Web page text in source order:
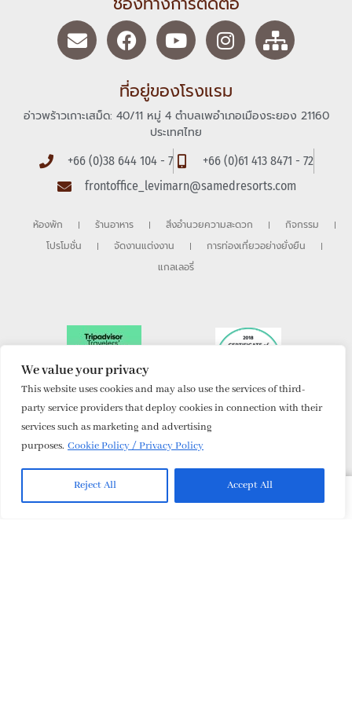
We value your privacy
This website uses cookies and may also use the services of third-
party service providers that deploy cookies in connection with their
services such as marketing and advertising
purposes. Cookie Policy / Privacy Policy
Reject All Accept All
ที่อยู่ของโรงแรม
อ่าวพร้าวเกาะเสม็ด: 40/11 หมู่ 4 ตำบลเพอำเภอเมืองระยอง 21160
ประเทศไทย
+66 (0)38 644 104 - 7
+66 (0)61 413 8471 - 72
frontoffice_levimarn@samedresorts.com
ห้องพัก ร้านอาหาร สิ่งอำนวยความสะดวก
กิจกรรม
โปรโมชั่น
จัดงานแต่งงาน
การท่องเที่ยวอย่างยั่งยืน
แกลเลอรี่